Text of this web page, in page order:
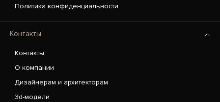
Политика конфиденциальности
Контакты
Контакты
О компании
Дизайнерам и архитекторам
3d-модели